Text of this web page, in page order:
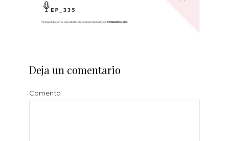
Deja un comentario
Comenta